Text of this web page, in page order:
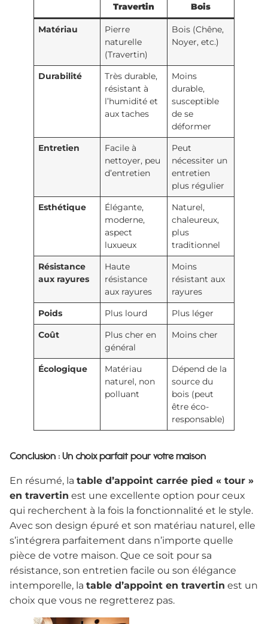
Travertin
Bois
Matériau
Pierre
naturelle
(Travertin)
Bois (Chêne,
Noyer, etc.)
Durabilité
Très durable,
résistant à
l’humidité et
aux taches
Moins
durable,
susceptible
de se
déformer
Entretien
Facile à
nettoyer, peu
d’entretien
Peut
nécessiter un
entretien
plus régulier
Esthétique
Élégante,
moderne,
aspect
luxueux
Naturel,
chaleureux,
plus
traditionnel
Résistance
aux rayures
Haute
résistance
aux rayures
Moins
résistant aux
rayures
Poids
Plus lourd
Plus léger
Coût
Plus cher en
général
Moins cher
Écologique
Matériau
naturel, non
polluant
Dépend de la
source du
bois (peut
être éco-
responsable)
Conclusion : Un choix parfait pour votre maison
En résumé, la table d’appoint carrée pied « tour »
en travertin est une excellente option pour ceux
qui recherchent à la fois la fonctionnalité et le style.
Avec son design épuré et son matériau naturel, elle
s’intégrera parfaitement dans n’importe quelle
pièce de votre maison. Que ce soit pour sa
résistance, son entretien facile ou son élégance
intemporelle, la table d’appoint en travertin est un
choix que vous ne regretterez pas.